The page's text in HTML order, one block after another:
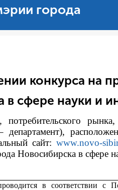
города
конкурса на
в сфере науки и
потребительского
департамент),
сайт:www.novo-
Новосибирска в сфере
в соответствии с